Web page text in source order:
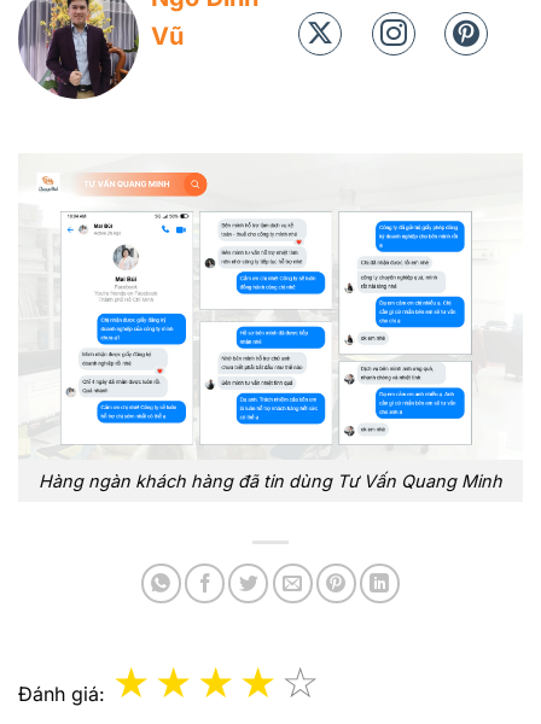
Vũ
Hàng ngàn khách hàng đã tin dùng Tư Vấn Quang Minh
Đánh giá: